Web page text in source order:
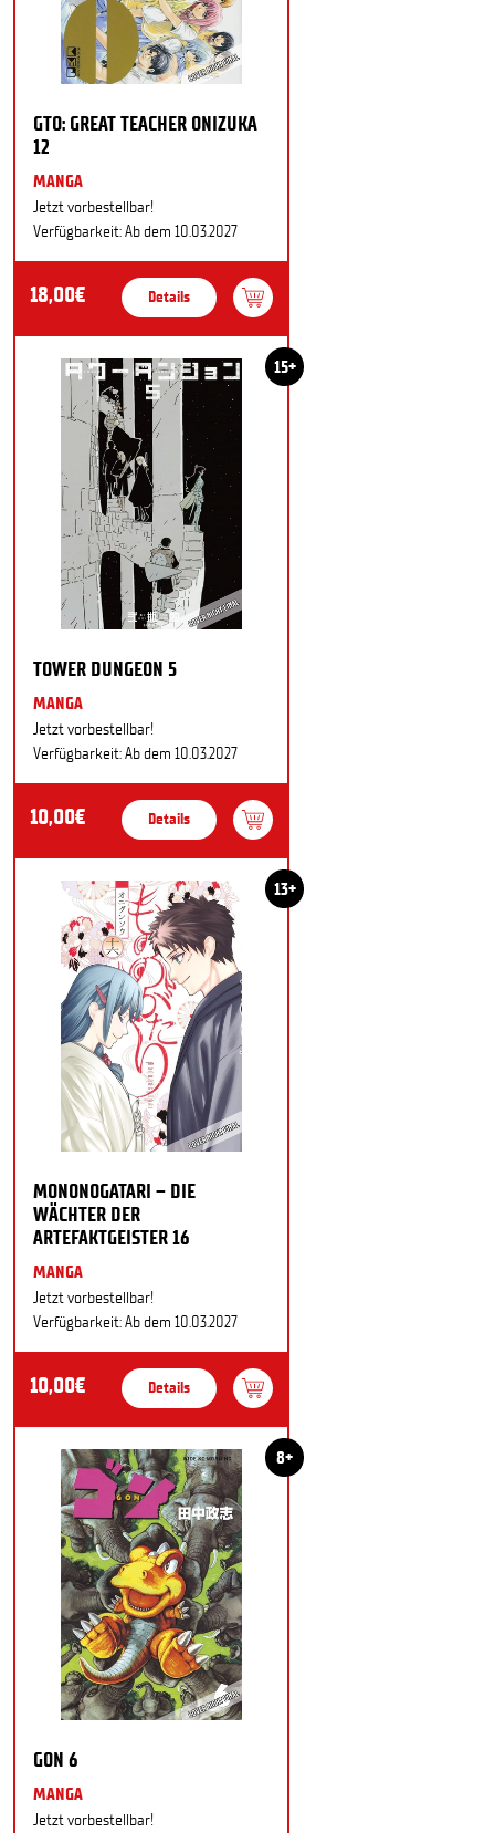
GTO: GREAT TEACHER ONIZUKA
12
MANGA
Jetzt vorbestellbar!
Verfügbarkeit: Ab dem 10.03.2027
18,00€ Details
15+
TOWER DUNGEON 5
MANGA
Jetzt vorbestellbar!
Verfügbarkeit: Ab dem 10.03.2027
10,00€ Details
13+
MONONOGATARI – DIE
WÄCHTER DER
ARTEFAKTGEISTER 16
MANGA
Jetzt vorbestellbar!
Verfügbarkeit: Ab dem 10.03.2027
10,00€ Details
8+
GON 6
MANGA
Jetzt vorbestellbar!